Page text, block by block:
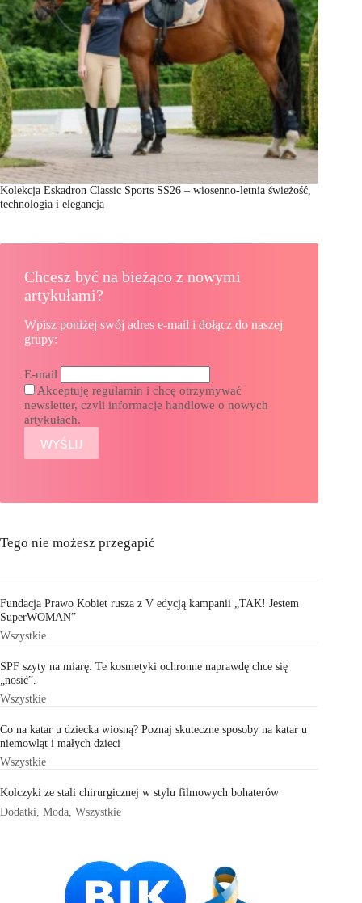
Kolekcja Eskadron Classic Sports SS26 – wiosenno-letnia świeżość,
technologia i elegancja
Chcesz być na bieżąco z nowymi
artykułami?
Wpisz poniżej swój adres e-mail i dołącz do naszej
grupy:
E-mail
Akceptuję regulamin i chcę otrzymywać
newsletter, czyli informacje handlowe o nowych
artykułach.
Tego nie możesz przegapić
Fundacja Prawo Kobiet rusza z V edycją kampanii „TAK! Jestem
SuperWOMAN”
Wszystkie
SPF szyty na miarę. Te kosmetyki ochronne naprawdę chce się
„nosić”.
Wszystkie
Co na katar u dziecka wiosną? Poznaj skuteczne sposoby na katar u
niemowląt i małych dzieci
Wszystkie
Kolczyki ze stali chirurgicznej w stylu filmowych bohaterów
Dodatki Moda Wszystkie